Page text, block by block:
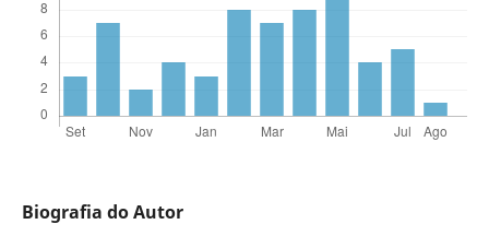
Biografia do Autor